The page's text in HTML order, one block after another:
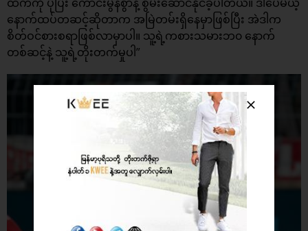
နောက်ထပ်တဆင့်ဆိုတာက အမြဲတမ်းရှိနေမှာဖြစ်ပြီး အဲဒါက
စိတ်ဝင်စားစရာဖြစ်လာမှာပါ။ သူ့ရဲ့ကစားသမားဘ၀ နောက်
တစ်ဆင့်နဲ့ သူ့ရဲ့တိုးတက်မှုပါ”